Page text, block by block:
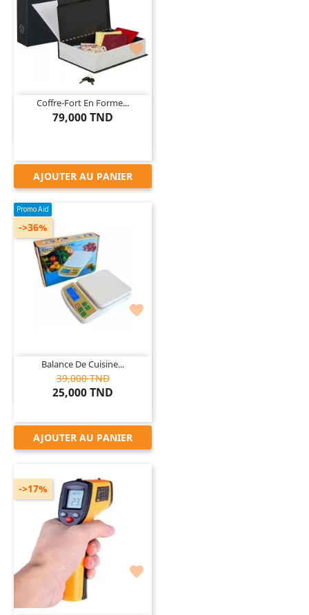

Coffre-Fort En Forme...
79,000 TND
AJOUTER AU PANIER

Promo Aid
Balance De Cuisine...
39,000 TND
25,000 TND
->36%
AJOUTER AU PANIER

->17%